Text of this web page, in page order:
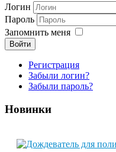
Логин
Пароль
Запомнить меня
Войти
Регистрация
Забыли логин?
Забыли пароль?
Новинки